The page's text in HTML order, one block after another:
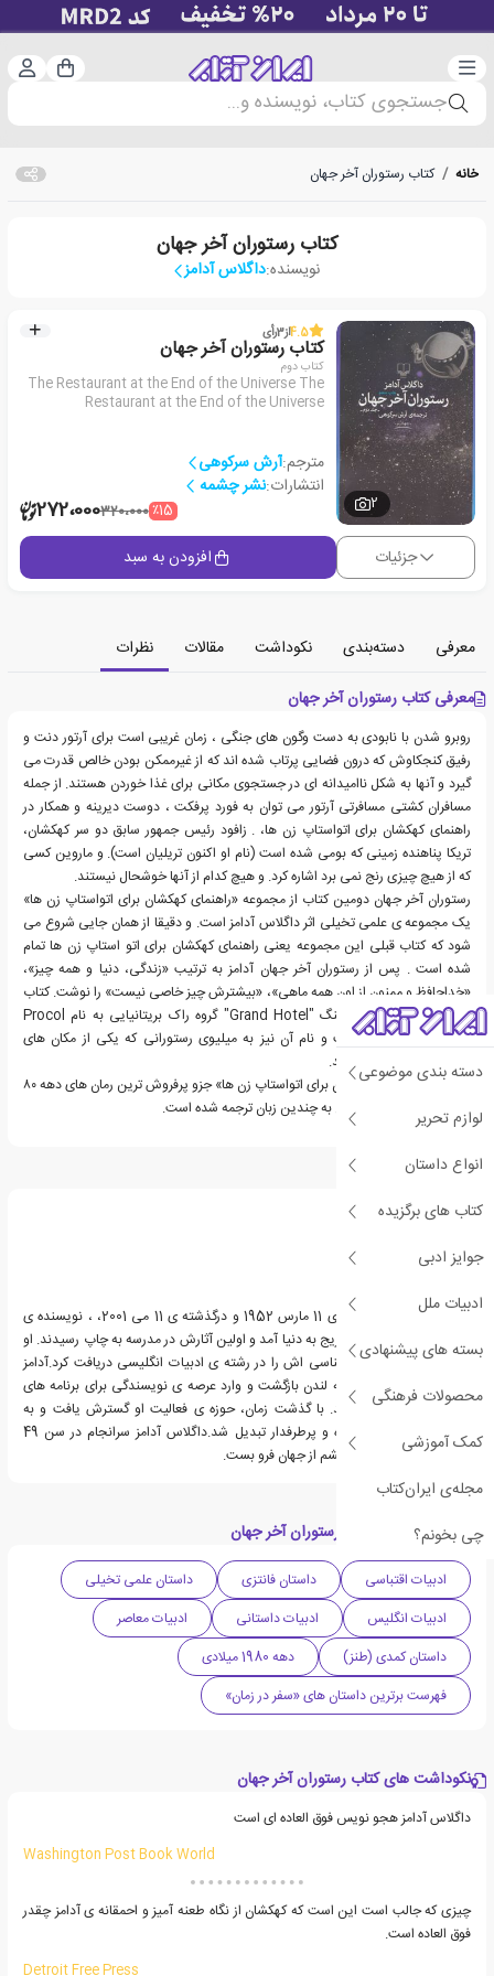
دسته‌بندی سبد
جستجوی کتاب، نویسنده و...
دسته بندی موضوعی
لوازم تحریر
انواع داستان
کتاب های برگزیده
جوایز ادبی
ادبیات ملل
بسته های پیشنهادی
محصولات فرهنگی
کمک آموزشی
مجله‌ی ایران‌کتاب
چی بخونم؟
خانه / کتاب رستوران آخر جهان
کتاب رستوران آخر جهان
نویسنده:داگلاس آدامز
2
4.5از3رأی
کتاب رستوران آخر جهان
کتاب دوم
The Restaurant at the End of the Universe The
Restaurant at the End of the Universe
مترجم:آرش سرکوهی
انتشارات:نشر چشمه
٪15320،000272،000
جزئیات افزودن به سبد
معرفی دسته‌بندی نکوداشت مقالات
نظرات
معرفی کتاب رستوران آخر جهان
روبرو شدن با نابودی به دست وگون های جنگی ، زمان غریبی است برای آرتور دنت و
رفیق کنجکاوش که درون فضایی پرتاب شده اند که از غیرممکن بودن خالص قدرت می
گیرد و آنها به شکل ناامیدانه ای در جستجوی مکانی برای غذا خوردن هستند. از جمله
مسافران کشتی مسافرتی آرتور می توان به فورد پرفکت ، دوست دیرینه و همکار در
راهنمای کهکشان برای اتواستاپ زن ها، . زافود رئیس جمهور سابق دو سر کهکشان،
تریکا پناهنده زمینی که بومی شده است (نام او اکنون تریلیان است). و ماروین کسی
که از هیچ چیزی رنج نمی برد اشاره کرد. و هیچ کدام از آنها خوشحال نیستند.
رستوران آخر جهان دومین کتاب از مجموعه «راهنمای کهکشان برای اتواستاپ زن ها»
یک مجموعه ی علمی تخیلی اثر داگلاس آدامز است. و دقیقا از همان جایی شروع می
شود که کتاب قبلی این مجموعه یعنی راهنمای کهکشان برای اتو استاپ زن ها تمام
شده است . پس از رستوران آخر جهان آدامز به ترتیب «زندگی، دنیا و همه چیز»،
«خداحافظ و ممنون از اون همه ماهی»، «بیشترش چیز خاصی نیست» را نوشت. کتاب
رستوران آخر جهان از آهنگ "Grand Hotel" گروه راک بریتانیایی به نام Procol
Harum الهام گرفته است و نام آن نیز به میلیوی رستورانی که یکی از مکان های
داستان است اشاره می کند.
مجموعه «راهنمای کهکشان برای اتواستاپ زن ها» جزو پرفروش ترین رمان های دهه ۸۰
و ۹۰ میلادی بوده و تاکنون به چندین زبان ترجمه شده است.
درباره داگلاس آدامز
داگلاس نوئل آدامز، زاده ی 11 مارس 1952 و درگذشته ی 11 می 2001، ، نویسنده ی
انگلیسی بود.آدامز در کمبریج به دنیا آمد و اولین آثارش در مدرسه به چاپ رسیدند. او
در سال 1974 مدرک کارشناسی اش را در رشته ی ادبیات انگلیسی دریافت کرد.آدامز
پس از فارغ التحصیلی به لندن بازگشت و وارد عرصه ی نویسندگی برای برنامه های
تلویزیونی و رادیویی شد. با گذشت زمان، حوزه ی فعالیت او گسترش یافت و به
نویسنده ای شناخته شده و پرطرفدار تبدیل شد.داگلاس آدامز سرانجام در سن 49
سالگی بر اثر حمله قلبی چشم از جهان فرو بست.
دسته بندی های کتاب رستوران آخر جهان
ادبیات اقتباسی داستان فانتزی
داستان علمی تخیلی
ادبیات انگلیس
ادبیات داستانی
ادبیات معاصر
داستان کمدی (طنز)
دهه 1980 میلادی
فهرست برترین داستان های «سفر در زمان»
نکوداشت های کتاب رستوران آخر جهان
داگلاس آدامز هجو نویس فوق العاده ای است
Washington Post Book World
چیزی که جالب است این است که کهکشان از نگاه طعنه آمیز و احمقانه ی آدامز چقدر
فوق العاده است.
Detroit Free Press